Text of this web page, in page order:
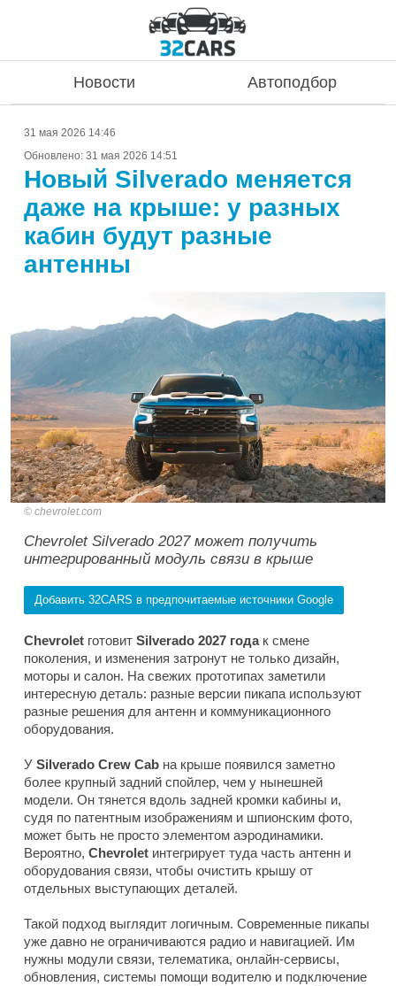
Новости Автоподбор
31 мая 2026 14:46
Обновлено: 31 мая 2026 14:51
Новый Silverado меняется
даже на крыше: у разных
кабин будут разные
антенны
chevrolet.com
Chevrolet Silverado 2027 может получить
интегрированный модуль связи в крыше
Добавить 32CARS в предпочитаемые источники Google
Chevrolet готовит Silverado 2027 года к смене
поколения, и изменения затронут не только дизайн,
моторы и салон. На свежих прототипах заметили
интересную деталь: разные версии пикапа используют
разные решения для антенн и коммуникационного
оборудования.
У Silverado Crew Cab на крыше появился заметно
более крупный задний спойлер, чем у нынешней
модели. Он тянется вдоль задней кромки кабины и,
судя по патентным изображениям и шпионским фото,
может быть не просто элементом аэродинамики.
Вероятно, Chevrolet интегрирует туда часть антенн и
оборудования связи, чтобы очистить крышу от
отдельных выступающих деталей.
Такой подход выглядит логичным. Современные пикапы
уже давно не ограничиваются радио и навигацией. Им
нужны модули связи, телематика, онлайн-сервисы,
обновления, системы помощи водителю и подключение